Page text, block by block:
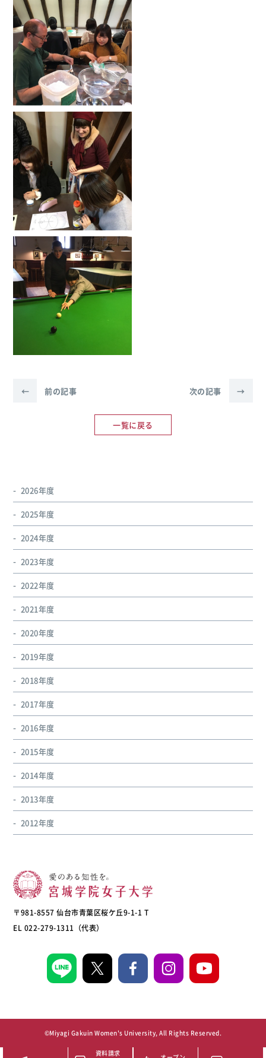
← 前の記事
一覧に戻る
次の記事 →
2026年度
2025年度
2024年度
2023年度
2022年度
2021年度
2020年度
2019年度
2018年度
2017年度
2016年度
2015年度
2014年度
2013年度
2012年度
〒981-8557 仙台市青葉区桜ケ丘9-1-1 T
EL 022-279-1311（代表）
©Miyagi Gakuin Women's University, All Rights Reserved.
資料請求